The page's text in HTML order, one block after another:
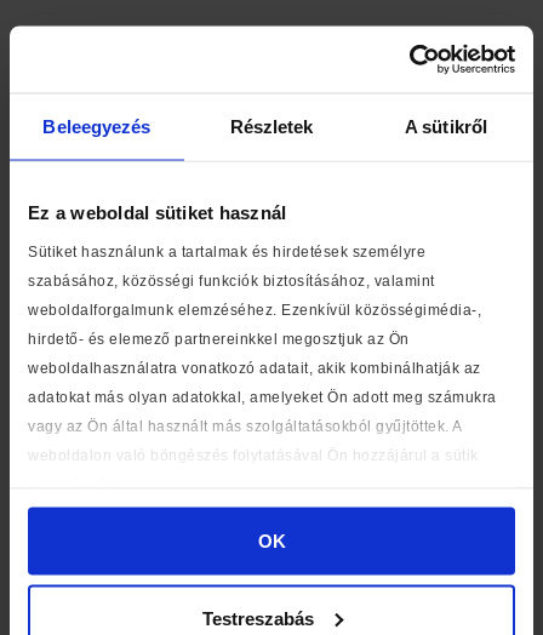
Beleegyezés Részletek A sütikről
Ez a weboldal sütiket használ
Sütiket használunk a tartalmak és hirdetések személyre
szabásához, közösségi funkciók biztosításához, valamint
weboldalforgalmunk elemzéséhez. Ezenkívül közösségimédia-,
hirdető- és elemező partnereinkkel megosztjuk az Ön
weboldalhasználatra vonatkozó adatait, akik kombinálhatják az
adatokat más olyan adatokkal, amelyeket Ön adott meg számukra
vagy az Ön által használt más szolgáltatásokból gyűjtöttek. A
weboldalon való böngészés folytatásával Ön hozzájárul a sütik
OK
Testreszabás
További hírek